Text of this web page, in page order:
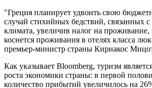
"Греция планирует удвоить свою
случай стихийных бедствий, связанных
климата, увеличив налог на
коснется проживания в отелях класса
премьер-министр страны Кириакос
Как указывает Bloomberg, туризм
роста экономики страны: в первой
количество прибытий увеличилось на